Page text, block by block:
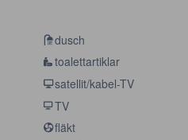
dusch
toalettartiklar
satellit/kabel-TV
TV
fläkt